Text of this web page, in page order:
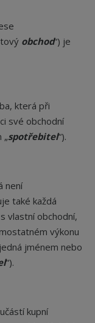
obchod“) je
která při
své obchodní
„spotřebitel“).
není
také každá
vlastní obchodní,
výkonu
jménem nebo
“).
kupní